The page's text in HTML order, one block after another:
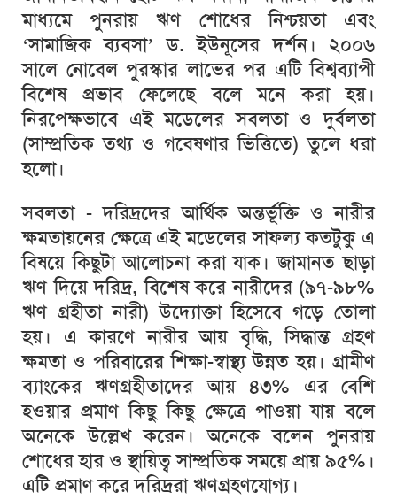
মাধ্যমে
পুনরায় ঋণ শোধের নিশ্চয়তা
এবং
‘সামাজিক ব্যবসা’ড.ইউনূসের দর্শন।
২০০৬
সালে নোবেল পুরস্কার লাভের পর এটি বিশ্বব্যাপী
বিশেষ
প্রভাব ফেলেছে বলে মনে করা
হয়।
নিরপেক্ষভাবে এই মডেলের সবলতা ও দুর্বলতা
(সাম্প্রতিক তথ্য ও গবেষণার ভিত্তিতে)তুলে ধরা
হলো।
সবলতা-দরিদ্রদের আর্থিক অন্তর্ভূক্তি ও নারীর
ক্ষমতায়নের ক্ষেত্রে এই মডেলের সাফল্য কতটুকু এ
বিষয়ে কিছুটা আলোচনা করা যাক। জামানত ছাড়া
ঋণ দিয়ে দরিদ্র,বিশেষ করে নারীদের(৯৭-৯৮%
ঋণ গ্রহীতা নারী)উদ্যোক্তা হিসেবে গড়ে তোলা
হয়।
এ কারণে নারীর আয় বৃদ্ধি,সিদ্ধান্ত গ্রহণ
ক্ষমতা ও পরিবারের শিক্ষা-স্বাস্থ্য উন্নত হয়। গ্রামীণ
ব্যাংকের ঋণগ্রহীতাদের আয় ৪৩% এর বেশি
হওয়ার প্রমাণ কিছু কিছু ক্ষেত্রে পাওয়া যায় বলে
অনেকে উল্লেখ করেন। অনেকে বলেন পুনরায়
শোধের হার ও স্থায়িত্ব সাম্প্রতিক সময়ে প্রায় ৯৫% ।
এটি প্রমাণ করে দরিদ্ররা ঋণগ্রহণযোগ্য।